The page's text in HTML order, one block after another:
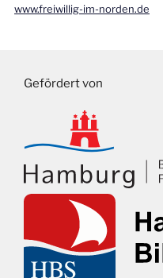
www.freiwillig-im-norden.de
Gefördert von